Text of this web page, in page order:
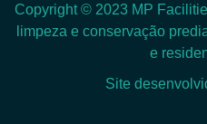
Copyright © 2023 MP
limpeza e conservação
e
Site